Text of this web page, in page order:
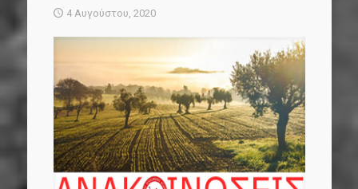
4 Αυγούστου, 2020